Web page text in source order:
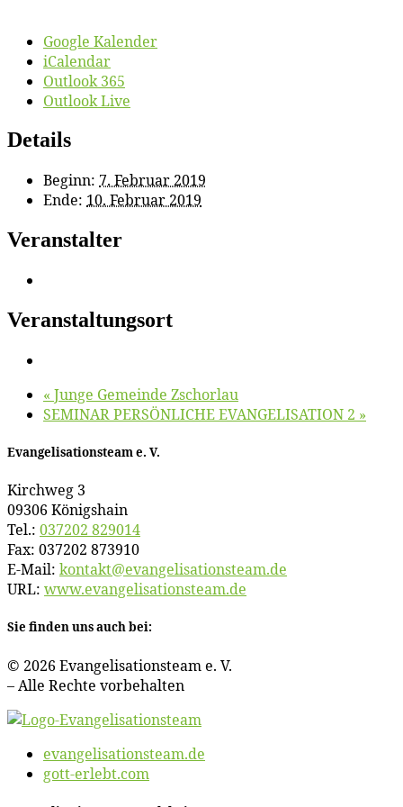
Google Kalender
iCalendar
Outlook 365
Outlook Live
Details
Beginn: 7. Februar 2019
Ende: 10. Februar 2019
Veranstalter
Veranstaltungsort
« Jun­ge Ge­mein­de Zschorlau
SEMINAR PERSÖNLICHE EVANGELISATION 2 »
Evan­ge­li­sa­ti­ons­team e. V.
Kirch­weg 3
09306 Königshain
Tel.: 037202 829014
Fax: 037202 873910
E‑Mail: kontakt@​evangelisationsteam.​de
URL: www​.evan​ge​li​sa​ti​ons​team​.de
Sie fin­den uns auch bei:
© 2026 Evan­ge­li­sa­ti­ons­team e. V.
– Al­le Rech­te vorbehalten
evangelisationsteam.de
gott-erlebt.com